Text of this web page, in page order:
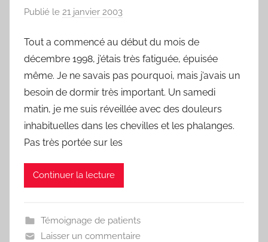
Publié le 21 janvier 2003
r
F
r
e
d
Tout a commencé au début du mois de
décembre 1998, j’étais très fatiguée, épuisée
même. Je ne savais pas pourquoi, mais j’avais un
besoin de dormir très important. Un samedi
matin, je me suis réveillée avec des douleurs
inhabituelles dans les chevilles et les phalanges.
Pas très portée sur les
Continuer la lecture
Témoignage de patients
Laisser un commentaire